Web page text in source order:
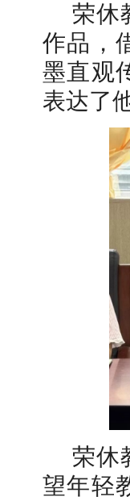
荣休
作品，
墨直观
表达了
荣休
望年轻